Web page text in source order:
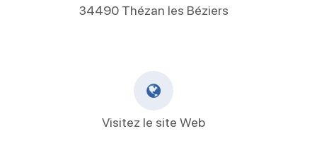
34490 Thézan les Béziers
Visitez le site Web